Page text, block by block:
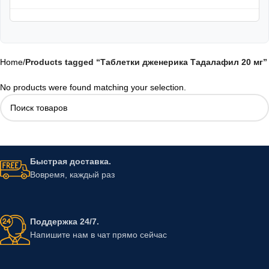
Home/Products tagged “Таблетки дженерика Тадалафил 20 мг”
No products were found matching your selection.
Быстрая доставка.
Вовремя, каждый раз
Поддержка 24/7.
Напишите нам в чат прямо сейчас